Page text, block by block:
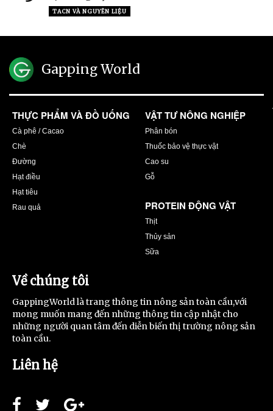
TACN VÀ NGUYÊN LIỆU
Gapping World
THỰC PHẨM VÀ ĐỒ UỐNG
Cà phê / Cacao
Chè
Đường
Hạt điều
Hạt tiêu
Rau quả
VẬT TƯ NÔNG NGHIỆP
Phân bón
Thuốc bảo vệ thực vật
Cao su
Gỗ
PROTEIN ĐỘNG VẬT
Thịt
Thủy sản
Sữa
Về chúng tôi
GappingWorld là trang thông tin nông sản toàn cầu,với
mong muốn mang đến những thông tin cập nhật cho
những người quan tâm đến diễn biến thị trường nông sản
toàn cầu.
Liên hệ